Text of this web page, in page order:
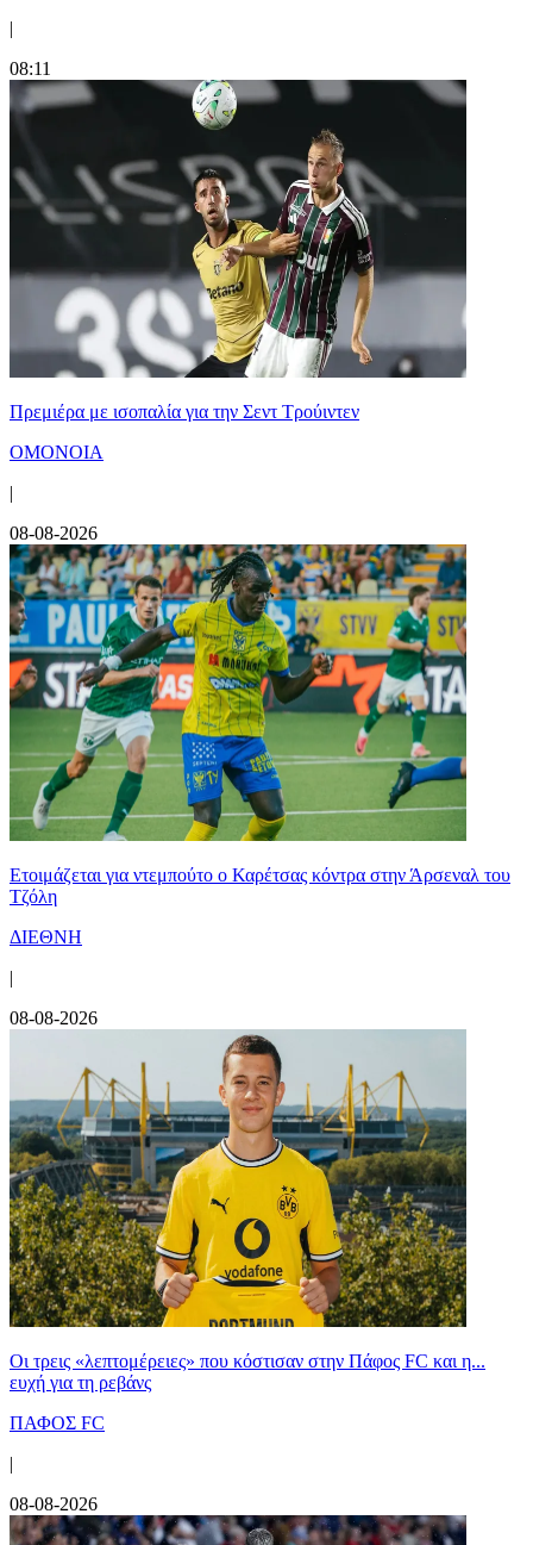
|
08:11
Πρεμιέρα με ισοπαλία για την Σεντ Τρούιντεν
ΟΜΟΝΟΙΑ
|
08-08-2026
Ετοιμάζεται για ντεμπούτο ο Καρέτσας κόντρα στην Άρσεναλ του
Τζόλη
ΔΙΕΘΝΗ
|
08-08-2026
Οι τρεις «λεπτομέρειες» που κόστισαν στην Πάφος FC και η...
ευχή για τη ρεβάνς
ΠΑΦΟΣ FC
|
08-08-2026